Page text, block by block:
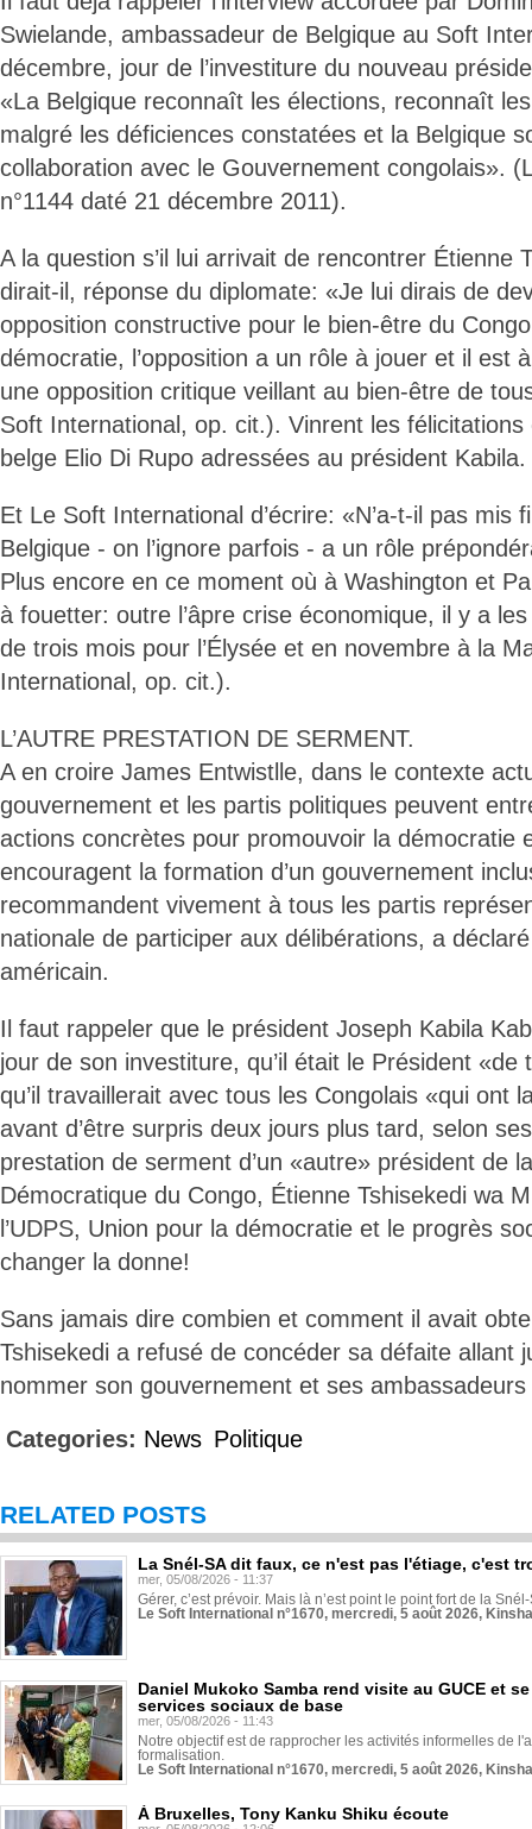
Swielande, ambassadeur de Belgique au Soft
décembre, jour de l’investiture du nouveau
«La Belgique reconnaît les élections, reconnaît
malgré les déficiences constatées et la Belgique
collaboration avec le Gouvernement congolais».
n°1144 daté 21 décembre 2011).
A la question s’il lui arrivait de rencontrer Étienne
dirait-il, réponse du diplomate: «Je lui dirais de
opposition constructive pour le bien-être du
démocratie, l’opposition a un rôle à jouer et il est
une opposition critique veillant au bien-être de
Soft International, op. cit.). Vinrent les
belge Elio Di Rupo adressées au président Kabila.
Et Le Soft International d’écrire: «N’a-t-il pas mis
Belgique - on l’ignore parfois - a un rôle
Plus encore en ce moment où à Washington et
à fouetter: outre l’âpre crise économique, il y a
de trois mois pour l’Élysée et en novembre à la
International, op. cit.).
L’AUTRE PRESTATION DE SERMENT.
A en croire James Entwistlle, dans le contexte
gouvernement et les partis politiques peuvent
actions concrètes pour promouvoir la démocratie
encouragent la formation d’un gouvernement
recommandent vivement à tous les partis
nationale de participer aux délibérations, a
américain.
Il faut rappeler que le président Joseph Kabila
jour de son investiture, qu’il était le Président «de
qu’il travaillerait avec tous les Congolais «qui ont
avant d’être surpris deux jours plus tard, selon
prestation de serment d’un «autre» président de
Démocratique du Congo, Étienne Tshisekedi wa
l’UDPS, Union pour la démocratie et le progrès
changer la donne!
Sans jamais dire combien et comment il avait
Tshisekedi a refusé de concéder sa défaite allant
nommer son gouvernement et ses ambassadeurs
Categories: News Politique
RELATED POSTS
La Snél-SA dit faux, ce n'est pas l'étiage, c'est
mer, 05/08/2026 - 11:37
Gérer, c’est prévoir. Mais là n’est point le point fort de la
Le Soft International n°1670, mercredi, 5 août 2026,
Daniel Mukoko Samba rend visite au GUCE et
services sociaux de base
mer, 05/08/2026 - 11:43
Notre objectif est de rapprocher les activités informelles de
formalisation.
Le Soft International n°1670, mercredi, 5 août 2026,
À Bruxelles, Tony Kanku Shiku écoute